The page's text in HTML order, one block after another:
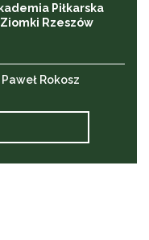
Piłkarska
Ziomki Rzeszów
Paweł Rokosz